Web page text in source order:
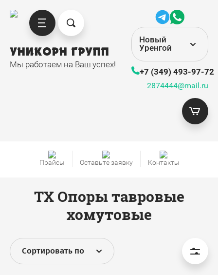
УНИКОРН ГРУПП
Мы работаем на Ваш успех!
Новый
Уренгой
+7 (349) 493-97-72
2874444@mail.ru
Прайсы Оставьте заявку Контакты
Сортировать по
ТХ Опоры тавровые
хомутовые